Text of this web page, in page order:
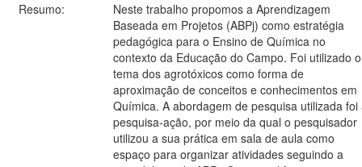
Resumo:
Neste trabalho propomos a Aprendizagem
Baseada em Projetos (ABPj) como estratégia
pedagógica para o Ensino de Química no
contexto da Educação do Campo. Foi utilizado o
tema dos agrotóxicos como forma de
aproximação de conceitos e conhecimentos em
Química. A abordagem de pesquisa utilizada foi
pesquisa-ação, por meio da qual o pesquisador
utilizou a sua prática em sala de aula como
espaço para organizar atividades seguindo a